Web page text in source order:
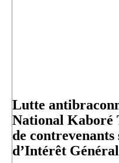
Lutte
National Kaboré
de
d’Intérêt Général